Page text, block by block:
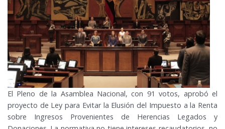
El Pleno de la Asamblea Nacional, con 91 votos, aprobó el
proyecto de Ley para Evitar la Elusión del Impuesto a la Renta
sobre Ingresos Provenientes de Herencias Legados y